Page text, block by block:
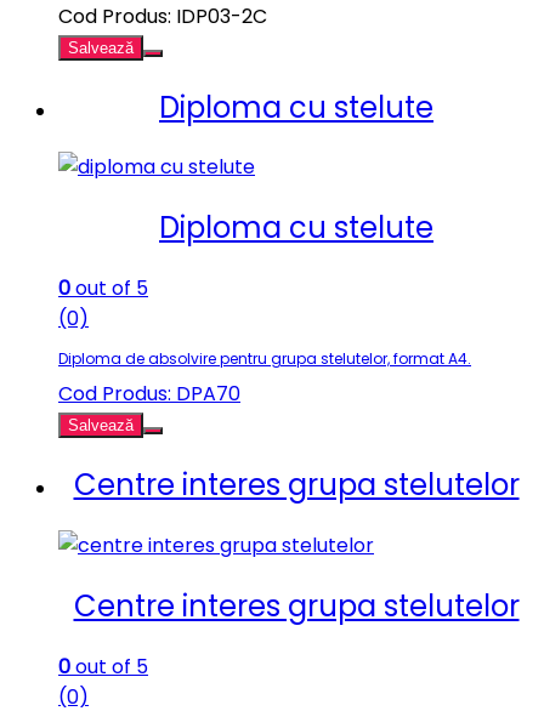
Cod Produs: IDP03-2C
Salvează
Diploma cu stelute
Diploma cu stelute
0out of 5
(0)
Diploma de absolvire pentru grupa stelutelor, format A4.
Cod Produs: DPA70
Salvează
Centre interes grupa stelutelor
Centre interes grupa stelutelor
0out of 5
(0)